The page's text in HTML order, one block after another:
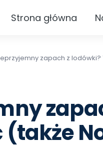
Strona główna
zapach z